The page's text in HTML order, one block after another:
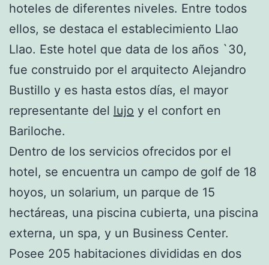
hoteles de diferentes niveles. Entre todos
ellos, se destaca el establecimiento Llao
Llao. Este hotel que data de los años `30,
fue construido por el arquitecto Alejandro
Bustillo y es hasta estos días, el mayor
representante del lujo y el confort en
Bariloche.
Dentro de los servicios ofrecidos por el
hotel, se encuentra un campo de golf de 18
hoyos, un solarium, un parque de 15
hectáreas, una piscina cubierta, una piscina
externa, un spa, y un Business Center.
Posee 205 habitaciones divididas en dos